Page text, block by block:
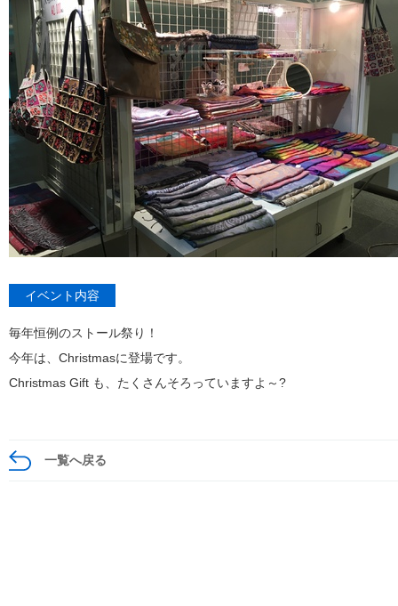
イベント内容
毎年恒例のストール祭り！
今年は、Christmasに登場です。
Christmas Gift も、たくさんそろっていますよ～?
一覧へ戻る